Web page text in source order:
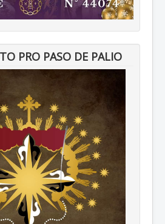
PRO PASO DE PALIO